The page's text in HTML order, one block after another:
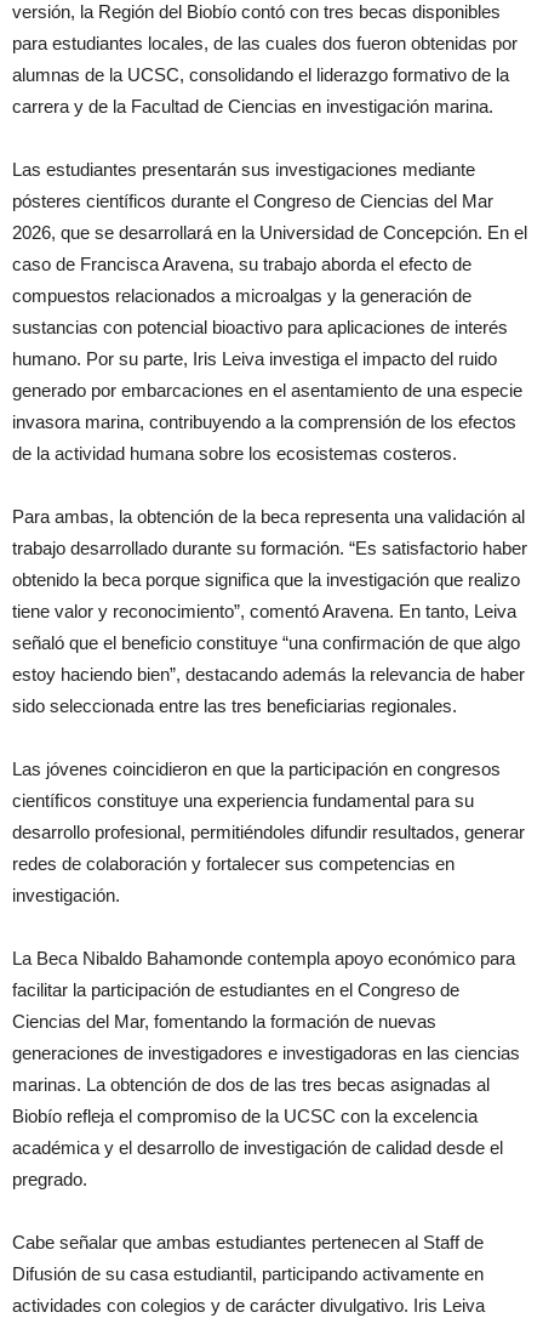
versión, la Región del Biobío contó con tres becas disponibles
para estudiantes locales, de las cuales dos fueron obtenidas por
alumnas de la UCSC, consolidando el liderazgo formativo de la
carrera y de la Facultad de Ciencias en investigación marina.
Las estudiantes presentarán sus investigaciones mediante
pósteres científicos durante el Congreso de Ciencias del Mar
2026, que se desarrollará en la Universidad de Concepción. En el
caso de Francisca Aravena, su trabajo aborda el efecto de
compuestos relacionados a microalgas y la generación de
sustancias con potencial bioactivo para aplicaciones de interés
humano. Por su parte, Iris Leiva investiga el impacto del ruido
generado por embarcaciones en el asentamiento de una especie
invasora marina, contribuyendo a la comprensión de los efectos
de la actividad humana sobre los ecosistemas costeros.
Para ambas, la obtención de la beca representa una validación al
trabajo desarrollado durante su formación. “Es satisfactorio haber
obtenido la beca porque significa que la investigación que realizo
tiene valor y reconocimiento”, comentó Aravena. En tanto, Leiva
señaló que el beneficio constituye “una confirmación de que algo
estoy haciendo bien”, destacando además la relevancia de haber
sido seleccionada entre las tres beneficiarias regionales.
Las jóvenes coincidieron en que la participación en congresos
científicos constituye una experiencia fundamental para su
desarrollo profesional, permitiéndoles difundir resultados, generar
redes de colaboración y fortalecer sus competencias en
investigación.
La Beca Nibaldo Bahamonde contempla apoyo económico para
facilitar la participación de estudiantes en el Congreso de
Ciencias del Mar, fomentando la formación de nuevas
generaciones de investigadores e investigadoras en las ciencias
marinas. La obtención de dos de las tres becas asignadas al
Biobío refleja el compromiso de la UCSC con la excelencia
académica y el desarrollo de investigación de calidad desde el
pregrado.
Cabe señalar que ambas estudiantes pertenecen al Staff de
Difusión de su casa estudiantil, participando activamente en
actividades con colegios y de carácter divulgativo. Iris Leiva